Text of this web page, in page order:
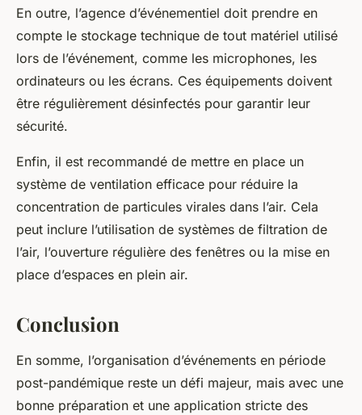
En outre, l’agence d’événementiel doit prendre en
compte le stockage technique de tout matériel utilisé
lors de l’événement, comme les microphones, les
ordinateurs ou les écrans. Ces équipements doivent
être régulièrement désinfectés pour garantir leur
sécurité.
Enfin, il est recommandé de mettre en place un
système de ventilation efficace pour réduire la
concentration de particules virales dans l’air. Cela
peut inclure l’utilisation de systèmes de filtration de
l’air, l’ouverture régulière des fenêtres ou la mise en
place d’espaces en plein air.
Conclusion
En somme, l’organisation d’événements en période
post-pandémique reste un défi majeur, mais avec une
bonne préparation et une application stricte des